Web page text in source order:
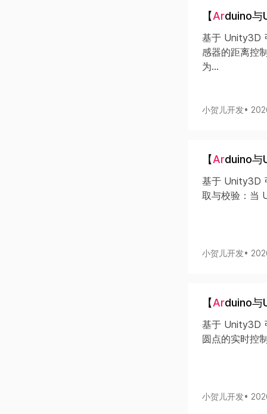
【Arduino与
基于 Unity3D
感器的距离控
为...
小贺儿开发•
【Arduino与
基于 Unity3D
取与校验：当
小贺儿开发•
【Arduino与
基于 Unity3D
圆点的实时控
小贺儿开发•